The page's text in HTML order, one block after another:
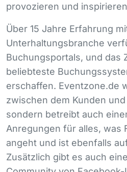
provozieren und
Über 15 Jahre Erfahrung
Unterhaltungsbranche
Buchungsportals, und das
beliebteste
erschaffen. Eventzone.de
zwischen dem Kunden
sondern betreibt auch
Anregungen für alles, was
angeht und ist ebenfalls
Zusätzlich gibt es auch